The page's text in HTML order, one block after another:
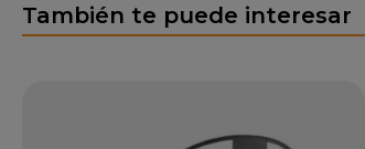
También te puede interesar